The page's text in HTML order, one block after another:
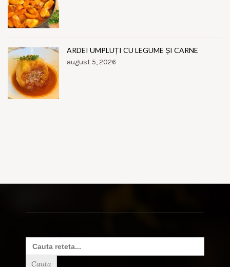
ARDEI UMPLUȚI CU LEGUME ȘI CARNE
august 5, 2026
Search
for: